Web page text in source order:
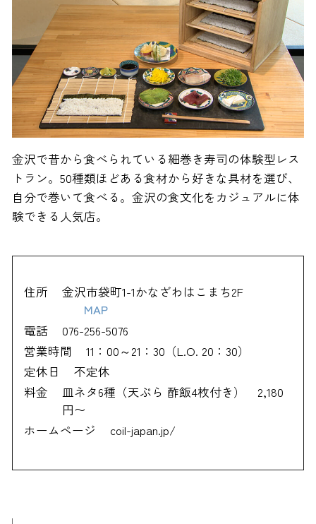
金沢で昔から食べられている細巻き寿司の体験型レス
トラン。50種類ほどある食材から好きな具材を選び、
自分で巻いて食べる。金沢の食文化をカジュアルに体
験できる人気店。
住所
金沢市袋町1-1かなざわはこまち2F
MAP
電話
076-256-5076
営業時間
11：00～21：30（L.O. 20：30）
定休日
不定休
料金
皿ネタ6種（天ぷら 酢飯4枚付き） 2,180
円〜
ホームページ
coil-japan.jp/